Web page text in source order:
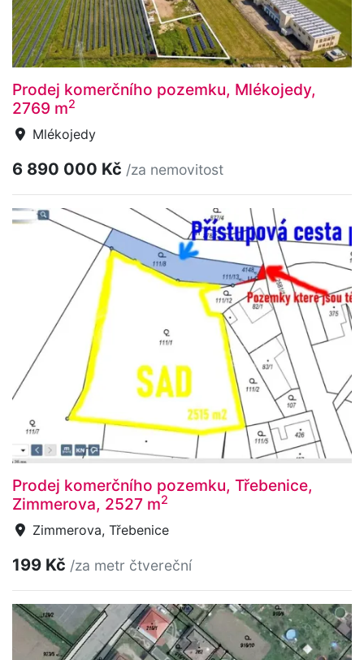
Prodej komerčního pozemku, Mlékojedy,
2769 m2
Mlékojedy
6 890 000 Kč /za nemovitost
Prodej komerčního pozemku, Třebenice,
Zimmerova, 2527 m2
Zimmerova, Třebenice
199 Kč /za metr čtvereční